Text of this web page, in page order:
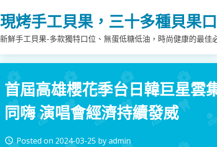
to
content
現烤手工貝果，三十多種貝果
新鮮手工貝果-多款獨特口位、無蛋低糖低油，時尚健康的最
首屆高雄櫻花季台日韓巨星雲
同嗨 演唱會經濟持續發威
access_time Posted on 2024-03-25 byadmin